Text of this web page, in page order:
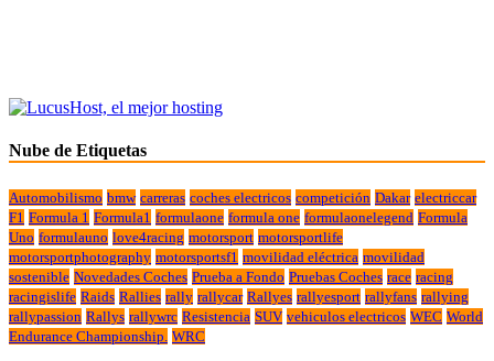
Nube de Etiquetas
Automobilismo bmw carreras coches electricos competición Dakar electriccar
F1 Formula 1 Formula1 formulaone formula one formulaonelegend Formula
Uno formulauno love4racing motorsport motorsportlife
motorsportphotography motorsportsf1 movilidad eléctrica movilidad
sostenible Novedades Coches Prueba a Fondo Pruebas Coches race racing
racingislife Raids Rallies rally rallycar Rallyes rallyesport rallyfans rallying
rallypassion Rallys rallywrc Resistencia SUV vehiculos electricos WEC World
Endurance Championship. WRC